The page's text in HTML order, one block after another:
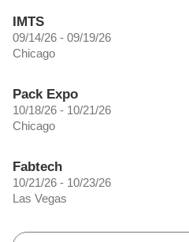
IMTS
09/14/26 - 09/19/26
Chicago
Pack Expo
10/18/26 - 10/21/26
Chicago
Fabtech
10/21/26 - 10/23/26
Las Vegas